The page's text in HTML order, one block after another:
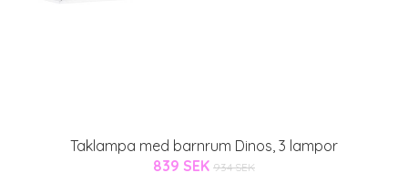
Taklampa med barnrum Dinos, 3 lampor
839 SEK 934 SEK